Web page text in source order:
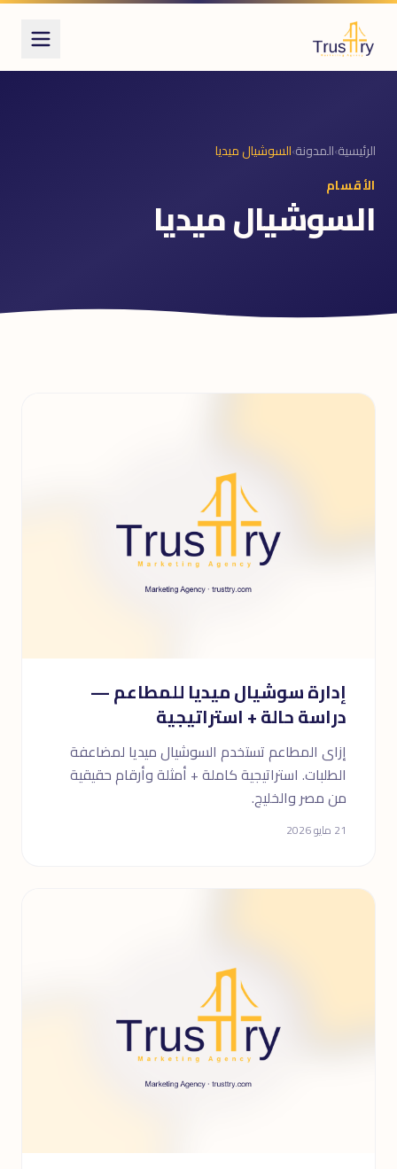
الرئيسية›المدونة›السوشيال ميديا
الأقسام
السوشيال ميديا
إدارة سوشيال ميديا للمطاعم —
دراسة حالة + استراتيجية
إزاى المطاعم تستخدم السوشيال ميديا لمضاعفة
الطلبات. استراتيجية كاملة + أمثلة وأرقام حقيقية
من مصر والخليج.
21 مايو 2026